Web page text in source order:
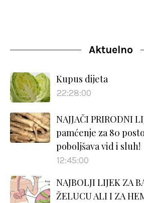
Aktuelno
Kupus dijeta
22:28:00
NAJJAČI PRIRODNI
pamćenje za 80
poboljšava vid i sluh!
12:45:00
NAJBOLJI LIJEK ZA
ŽELUCU ALI I ZA